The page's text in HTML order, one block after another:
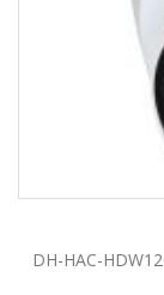
DH-HAC-